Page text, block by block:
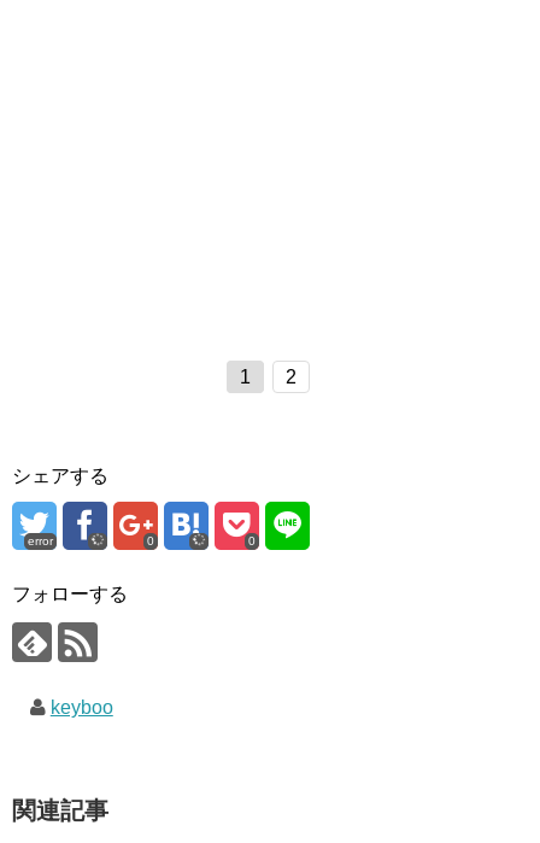
1 2
シェアする
error 0 0
フォローする
keyboo
関連記事